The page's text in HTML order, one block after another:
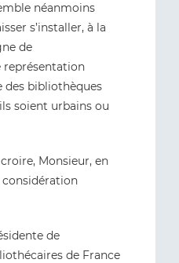
néanmoins
s’installer, à la
de
des bibliothèques
soient urbains ou
Monsieur, en
considération
de
de France